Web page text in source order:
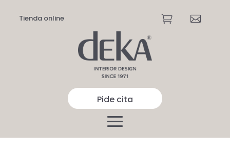
Tienda online  
Pide cita